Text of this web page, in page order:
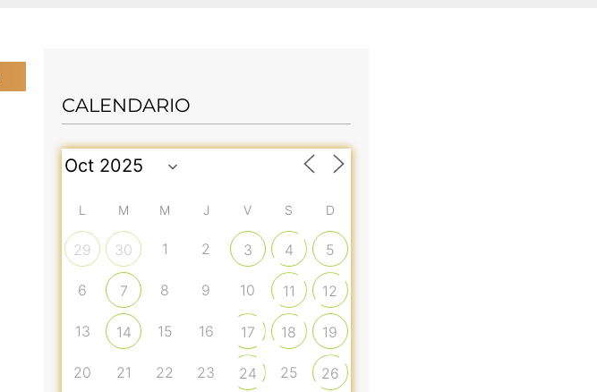
CALENDARIO
L M M J V S D
29 30 1 2 3 4 5
6 7 8 9 10 11 12
13 14 15 16 17 18 19
20 21 22 23 24 25 26